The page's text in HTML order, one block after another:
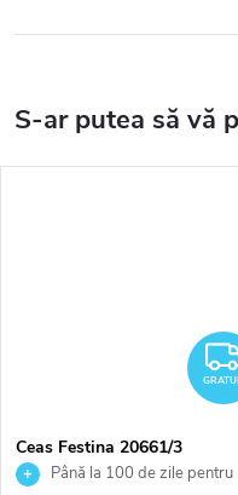
Ceas Festina 20661/3
Până la 100 de zile pentru